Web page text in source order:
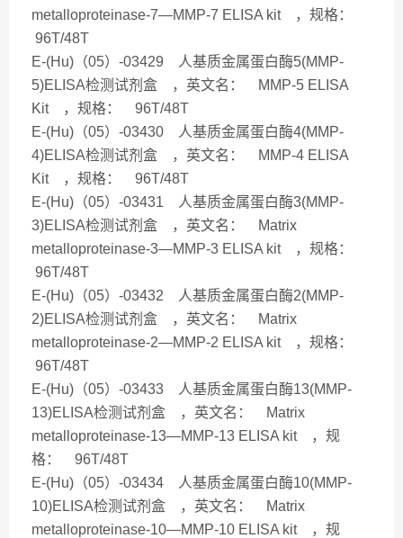
metalloproteinase-7—MMP-7 ELISA kit ，规格：
96T/48T
E-(Hu)（05）-03429 人基质金属蛋白酶5(MMP-
5)ELISA检测试剂盒 ，英文名： MMP-5 ELISA
Kit ，规格： 96T/48T
E-(Hu)（05）-03430 人基质金属蛋白酶4(MMP-
4)ELISA检测试剂盒 ，英文名： MMP-4 ELISA
Kit ，规格： 96T/48T
E-(Hu)（05）-03431 人基质金属蛋白酶3(MMP-
3)ELISA检测试剂盒 ，英文名： Matrix
metalloproteinase-3—MMP-3 ELISA kit ，规格：
96T/48T
E-(Hu)（05）-03432 人基质金属蛋白酶2(MMP-
2)ELISA检测试剂盒 ，英文名： Matrix
metalloproteinase-2—MMP-2 ELISA kit ，规格：
96T/48T
E-(Hu)（05）-03433 人基质金属蛋白酶13(MMP-
13)ELISA检测试剂盒 ，英文名： Matrix
metalloproteinase-13—MMP-13 ELISA kit ，规
格： 96T/48T
E-(Hu)（05）-03434 人基质金属蛋白酶10(MMP-
10)ELISA检测试剂盒 ，英文名： Matrix
metalloproteinase-10—MMP-10 ELISA kit ，规